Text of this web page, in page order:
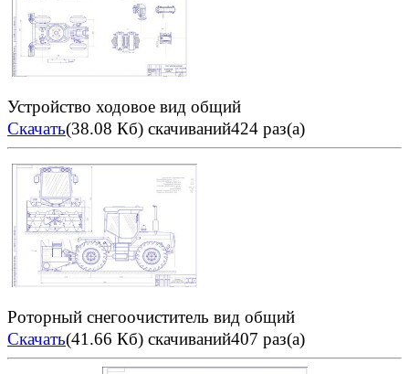
Устройство ходовое вид общий
Скачать(38.08 Кб) скачиваний424 раз(а)
Роторный снегоочиститель вид общий
Скачать(41.66 Кб) скачиваний407 раз(а)